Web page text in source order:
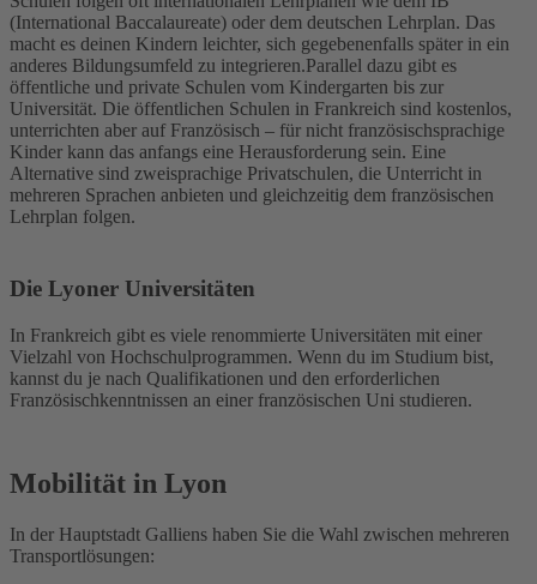
(International Baccalaureate) oder dem deutschen Lehrplan. Das
macht es deinen Kindern leichter, sich gegebenenfalls später in ein
anderes Bildungsumfeld zu integrieren.Parallel dazu gibt es
öffentliche und private Schulen vom Kindergarten bis zur
Universität. Die öffentlichen Schulen in Frankreich sind kostenlos,
unterrichten aber auf Französisch – für nicht französischsprachige
Kinder kann das anfangs eine Herausforderung sein. Eine
Alternative sind zweisprachige Privatschulen, die Unterricht in
mehreren Sprachen anbieten und gleichzeitig dem französischen
Lehrplan folgen.
Die Lyoner Universitäten
In Frankreich gibt es viele renommierte Universitäten mit einer
Vielzahl von Hochschulprogrammen. Wenn du im Studium bist,
kannst du je nach Qualifikationen und den erforderlichen
Französischkenntnissen an einer französischen Uni studieren.
Mobilität in Lyon
In der Hauptstadt Galliens haben Sie die Wahl zwischen mehreren
Transportlösungen: